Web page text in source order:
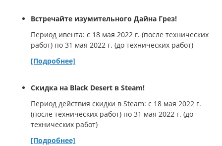
Встречайте изумительного Дайна Грез!
Период ивента: с 18 мая 2022 г. (после технических
работ) по 31 мая 2022 г. (до технических работ)
[Подробнее]
Скидка на Black Desert в Steam!
Период действия скидки в Steam: с 18 мая 2022 г.
(после технических работ) по 31 мая 2022 г. (до
технических работ)
[Подробнее]